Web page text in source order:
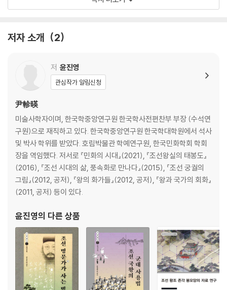
과거 합격 60주년 기념과 회방연도
4. 과거의 합격을 축원한 그림
어변성룡과 등용문
책거리와 책가도
화조화와 어해도
나오는 말
주석
참고문헌
저자 소개 2
저 윤진영
관심작가 알림신청
尹軫暎
미술사학자이며, 한국학중앙연구원 한국학사전편찬부 부장 (수석연
구원)으로 재직하고 있다. 한국학중앙연구원 한국학대학원에서 석사
및 박사 학위를 받았다. 호림박물관 학예연구원, 한국민화학회 학회
장을 역임했다. 저서로 『민화의 시대』(2021), 『조선왕실의 태봉도』
(2016), 『조선 시대의 삶, 풍속화로 만나다』(2015), 『조선 궁궐의
그림』(2012, 공저), 『왕의 화가들』(2012, 공저), 『왕과 국가의 회화』
(2011, 공저) 등이 있다.
윤진영의 다른 상품